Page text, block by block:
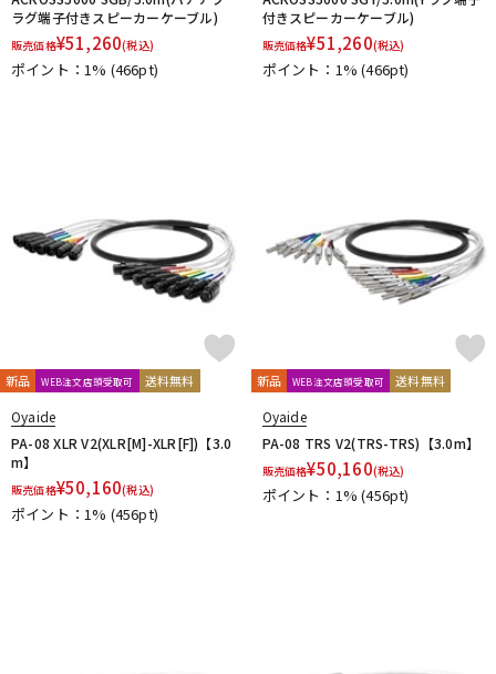
ラグ端子付きスピーカーケーブル)
販売価格¥51,260(税込)
ポイント：1% (466pt)
付きスピーカーケーブル)
販売価格¥51,260(税込)
ポイント：1%(466pt)
新品 WEB注文店頭受取可 送料無料
Oyaide
PA-08 XLR V2(XLR[M]-XLR[F])【3.0
m】
販売価格¥50,160(税込)
ポイント：1% (456pt)
新品 WEB注文店頭受取可 送料無料
Oyaide
PA-08 TRS V2(TRS-TRS)【3.0m】
販売価格¥50,160(税込)
ポイント：1%(456pt)